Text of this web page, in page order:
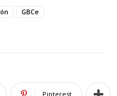
GBCe
Pinterest